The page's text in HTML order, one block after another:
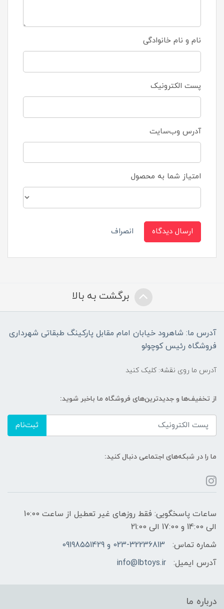
نام و نام خانوادگی
پست الکترونیک
آدرس وب‌سایت
امتیاز شما به محصول
ارسال دیدگاه انصراف
برگشت به بالا
آدرس ما: شاهرود خیابان امام مقابل پارکینگ طبقاتی شهرداری
فروشگاه رئیس کوچولو
آدرس ما روی نقشه: کلیک کنید
از تخفیف‌ها و جدیدترین‌های فروشگاه ما باخبر شوید:
ثبت‌نام
ما را در شبکه‌های اجتماعی دنبال کنید:
ساعات پاسخگویی: فقط روزهای غیر تعطیل از ساعت 10:00
الی 14:00 و 17:00 الی 21:00
شماره تماس:
023-32236813 و 09198551429
آدرس ایمیل:
info@lbtoys.ir
درباره ما